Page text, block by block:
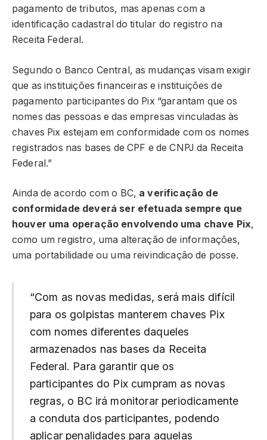
pagamento de tributos, mas apenas com a
identificação cadastral do titular do registro na
Receita Federal.
Segundo o Banco Central, as mudanças visam exigir
que as instituições financeiras e instituições de
pagamento participantes do Pix “garantam que os
nomes das pessoas e das empresas vinculadas às
chaves Pix estejam em conformidade com os nomes
registrados nas bases de CPF e de CNPJ da Receita
Federal.”
Ainda de acordo com o BC, a verificação de
conformidade deverá ser efetuada sempre que
houver uma operação envolvendo uma chave Pix,
como um registro, uma alteração de informações,
uma portabilidade ou uma reivindicação de posse.
“Com as novas medidas, será mais difícil
para os golpistas manterem chaves Pix
com nomes diferentes daqueles
armazenados nas bases da Receita
Federal. Para garantir que os
participantes do Pix cumpram as novas
regras, o BC irá monitorar periodicamente
a conduta dos participantes, podendo
aplicar penalidades para aquelas